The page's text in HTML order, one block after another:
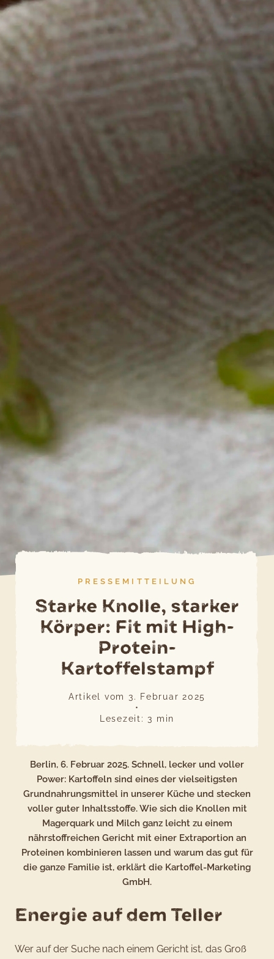
PRESSEMITTEILUNG
Starke Knolle, starker
Körper: Fit mit High-
Protein-
Kartoffelstampf
Artikel vom 3. Februar 2025
•
Lesezeit: 3 min
Berlin, 6. Februar 2025. Schnell, lecker und voller
Power: Kartoffeln sind eines der vielseitigsten
Grundnahrungsmittel in unserer Küche und stecken
voller guter Inhaltsstoffe. Wie sich die Knollen mit
Magerquark und Milch ganz leicht zu einem
nährstoffreichen Gericht mit einer Extraportion an
Proteinen kombinieren lassen und warum das gut für
die ganze Familie ist, erklärt die Kartoffel-Marketing
GmbH.
Energie auf dem Teller
Wer auf der Suche nach einem Gericht ist, das Groß